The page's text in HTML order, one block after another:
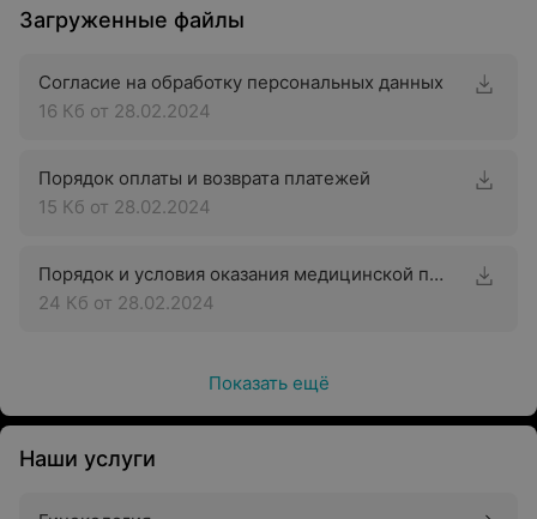
Загруженные файлы
Согласие на обработку персональных данных
16 Кб от 28.02.2024
Порядок оплаты и возврата платежей
15 Кб от 28.02.2024
Порядок и условия оказания медицинской помощи с применением телемедицинских технологий
24 Кб от 28.02.2024
Показать ещё
Наши услуги